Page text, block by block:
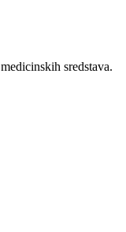
sredstava.